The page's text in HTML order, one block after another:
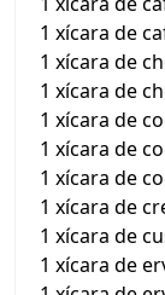
1 xícara de
1 xícara de
1 xícara de
1 xícara de
1 xícara de
1 xícara de
1 xícara de
1 xícara de
1 xícara de